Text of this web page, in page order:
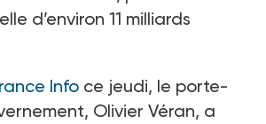
d’environ 11 milliards
Info ce jeudi, le porte-
Olivier Véran, a